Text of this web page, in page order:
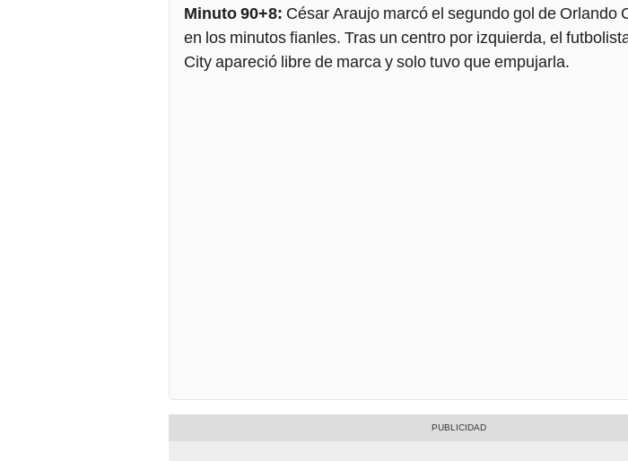
Minuto 90+8: César Araujo marcó el segundo gol de Orlando
en los minutos fianles. Tras un centro por izquierda, el
City apareció libre de marca y solo tuvo que empujarla.